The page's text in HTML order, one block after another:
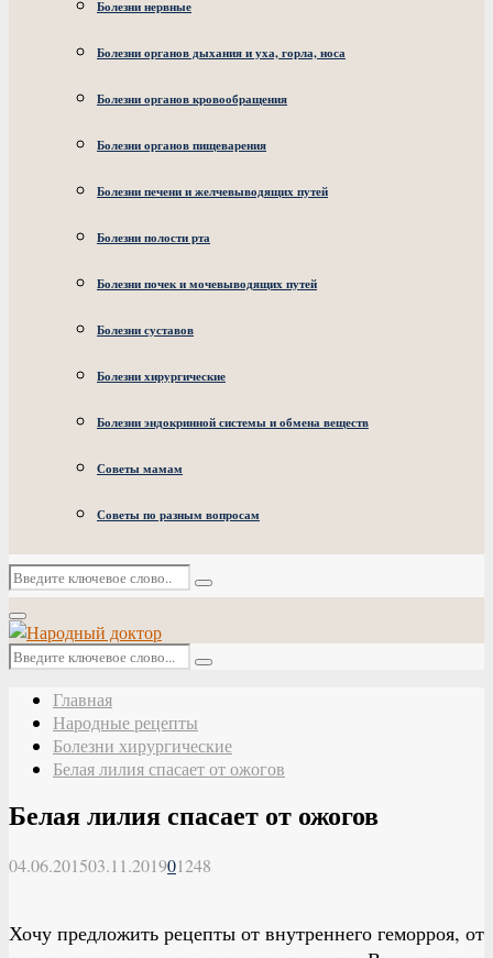
Болезни нервные
Болезни органов дыхания и уха, горла, носа
Болезни органов кровообращения
Болезни органов пищеварения
Болезни печени и желчевыводящих путей
Болезни полости рта
Болезни почек и мочевыводящих путей
Болезни суставов
Болезни хирургические
Болезни эндокринной системы и обмена веществ
Советы мамам
Советы по разным вопросам
Искать:
Поиск
Основное
меню
Искать:
Поиск
Главная
Народные рецепты
Болезни хирургические
Белая лилия спасает от ожогов
Белая лилия спасает от ожогов
04.06.201503.11.201901248
Хочу предложить рецепты от внутреннего геморроя, от